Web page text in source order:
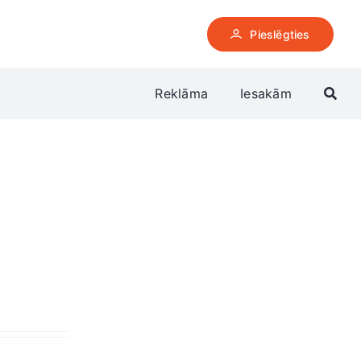
Pieslēgties
Reklāma Iesakām